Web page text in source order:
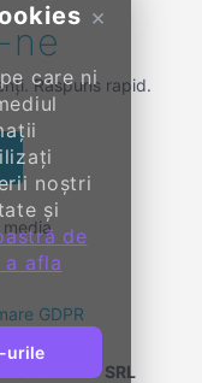
×
care ni
noștri
și
de
afla
urile
ne
Răspuns rapid.
GDPR
GROUP SRL